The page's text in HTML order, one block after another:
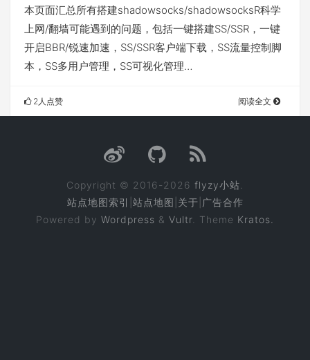
本页面汇总所有搭建shadowsocks/shadowsocksR科学
上网/翻墙可能遇到的问题，包括一键搭建SS/SSR，一键
开启BBR/锐速加速，SS/SSR客户端下载，SS流量控制脚
本，SS多用户管理，SS可视化管理…
2人点赞 阅读全文
Copyright © 2016-2026 flyzy小站
站点地图索引 站点地图 关于 广告合作
Powered by Wordpress & Vultr . Theme Kratos.